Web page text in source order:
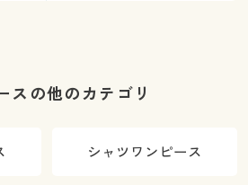
スの他のカテゴリ
シャツワンピース